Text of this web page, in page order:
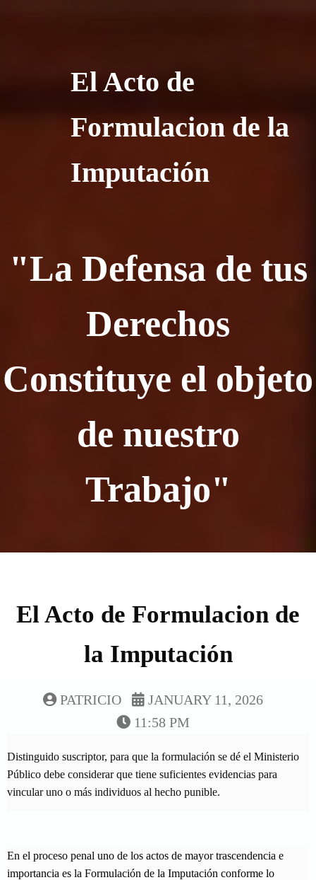
El Acto de
Formulacion de la
Imputación
"La Defensa de tus
Derechos
Constituye el objeto
de nuestro
Trabajo"
El Acto de Formulacion de
la Imputación
PATRICIO
JANUARY 11, 2026
11:58 PM
Distinguido suscriptor, para que la formulación se dé el Ministerio
Público debe considerar que tiene suficientes evidencias para
vincular uno o más individuos al hecho punible.
En el proceso penal uno de los actos de mayor trascendencia e
importancia es la Formulación de la Imputación conforme lo